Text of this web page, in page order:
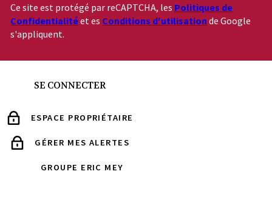
Ce site est protégé par reCAPTCHA, les Politiques de
Confidentialitéet es Conditions d'utilisation de Google
s'appliquent.
SE CONNECTER
ESPACE PROPRIÉTAIRE
GÉRER MES ALERTES
GROUPE ERIC MEY